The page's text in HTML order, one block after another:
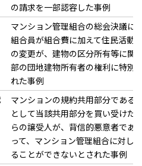
の請求を一部認容した事例
マンション管理組合の総会決議に
組合員が組合費に加えて住民活動
の変更が、建物の区分所有等に関
部の団地建物所有者の権利に特別
れた事例
マンションの規約共用部分である
として当該共用部分を買い受けた
らの譲受人が、背信的悪意者であ
って、マンション管理組合に対し
ることができないとされた事例